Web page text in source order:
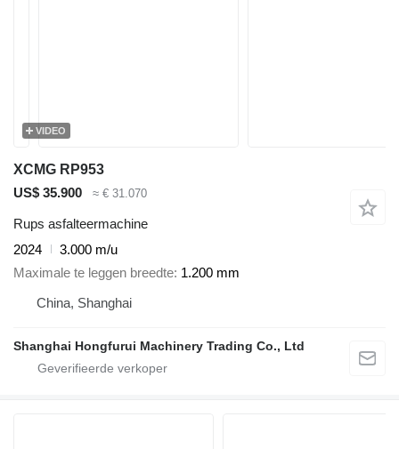
VIDEO
XCMG RP953
US$ 35.900
≈ € 31.070
Rups asfalteermachine
2024
3.000 m/u
Maximale te leggen breedte 1.200 mm
China, Shanghai
Shanghai Hongfurui Machinery Trading Co., Ltd